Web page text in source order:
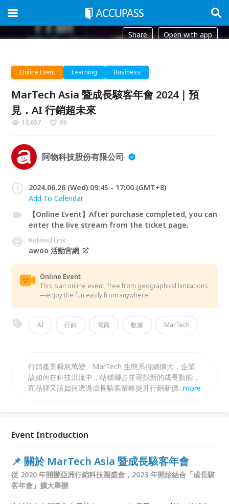
Share Open with app
Online Event Learning Business
MarTech Asia 暨成長駭客年會 2024｜預
見．AI 行銷超未來
13,657 69
阿物科技股份有限公司
2024.06.26 (Wed) 09:45 - 17:00 (GMT+8)
Add To Calendar
【Online Event】After purchase completed, you can
enter the live stream from the ticket page.
Related Link
awoo 活動官網
Online Event
This is an online event, free from geographical limitations
—enjoy the fun easily from anywhere!
AI 行銷 電商 數據 MarTech
行銷產業瞬息萬變、MarTech 生態系持續擴大，企業
該如何在科技洪流中，站穩腳步並尋找新的成長動能，
而品牌又該如何透過成長駭客策略提升行銷新價值？
體經營、數據分析應用、電商零售經營等創新策略，帶
...more
Event Introduction
📌 關於 MarTech Asia 暨成長駭客年會
從 2020 年開辦亞洲行銷科技圈盛會，2023 年開始結合「成長駭
客年會」擴大舉辦